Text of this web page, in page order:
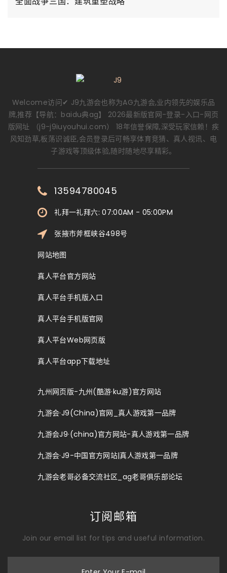
Welcome访问✔ J9九游会也称为AG九游会,业内领先的娱乐品
牌,推荐【导航：baidu典ag】 2026最新版官网-登录-入口-网页
版网址 （j9-j9iuyouhui.com） 18年信誉保障,深受玩家信赖！疾
风知劲草,板荡识诚臣,会员登录后可畅享体育竞猜、真人视讯、电
子游戏等顶级体验,随时随地尽享精彩。
13594780045
礼拜一礼拜六: 07:00AM - 05:00PM
张掖市斧框峡谷498号
网站地图
真人平台官方网站
真人平台手机版入口
真人平台手机版官网
真人平台Web网页版
真人平台app下载地址
九州网页版-九州(酷游·ku游)官方网站
九游会·J9(China)官网_真人游戏第一品牌
九游会J9·(china)官方网站-真人游戏第一品牌
九游会·J9-中国官方网站|真人游戏第一品牌
九游会老哥必备交流社区_ag老哥俱乐部论坛
订阅邮箱
Join our email list for tips and useful information.